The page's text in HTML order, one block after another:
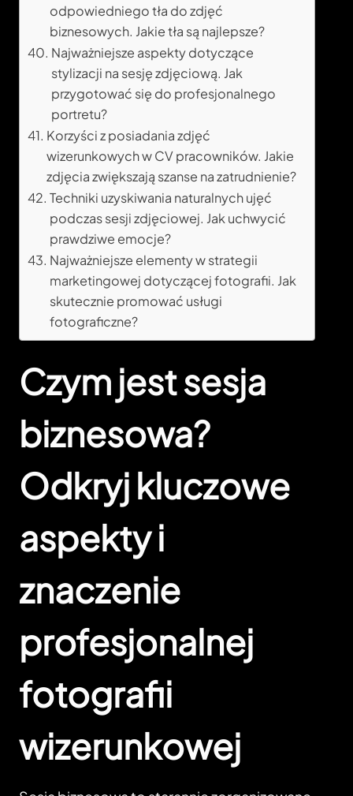
odpowiedniego tła do zdjęć
biznesowych. Jakie tła są najlepsze?
Najważniejsze aspekty dotyczące
stylizacji na sesję zdjęciową. Jak
przygotować się do profesjonalnego
portretu?
Korzyści z posiadania zdjęć
wizerunkowych w CV pracowników. Jakie
zdjęcia zwiększają szanse na zatrudnienie?
Techniki uzyskiwania naturalnych ujęć
podczas sesji zdjęciowej. Jak uchwycić
prawdziwe emocje?
Najważniejsze elementy w strategii
marketingowej dotyczącej fotografii. Jak
skutecznie promować usługi
fotograficzne?
Czym jest sesja
biznesowa?
Odkryj kluczowe
aspekty i
znaczenie
profesjonalnej
fotografii
wizerunkowej